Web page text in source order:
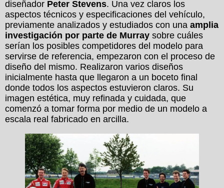
diseñador Peter Stevens. Una vez claros los
aspectos técnicos y especificaciones del vehículo,
previamente analizados y estudiados con una amplia
investigación por parte de Murray sobre cuáles
serían los posibles competidores del modelo para
servirse de referencia, empezaron con el proceso de
diseño del mismo. Realizaron varios diseños
inicialmente hasta que llegaron a un boceto final
donde todos los aspectos estuvieron claros. Su
imagen estética, muy refinada y cuidada, que
comenzó a tomar forma por medio de un modelo a
escala real fabricado en arcilla.